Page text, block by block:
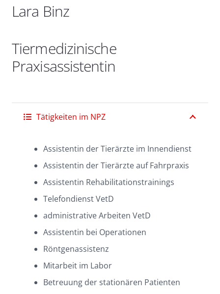
Lara Binz
Tiermedizinische
Praxisassistentin
Tätigkeiten im NPZ
Assistentin der Tierärzte im Innendienst
Assistentin der Tierärzte auf Fahrpraxis
Assistentin Rehabilitationstrainings
Telefondienst VetD
administrative Arbeiten VetD
Assistentin bei Operationen
Röntgenassistenz
Mitarbeit im Labor
Betreuung der stationären Patienten